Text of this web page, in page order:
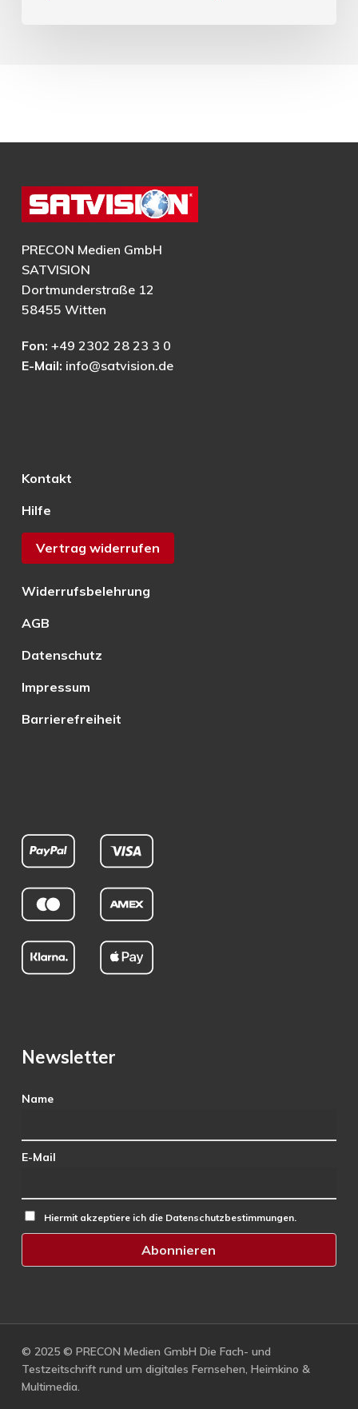
PRECON Medien GmbH
SATVISION
Dortmunderstraße 12
58455 Witten
Fon: +49 2302 28 23 3 0
E-Mail: info@satvision.de
Kontakt
Hilfe
Vertrag widerrufen
Widerrufsbelehrung
AGB
Datenschutz
Impressum
Barrierefreiheit
Newsletter
Name
E-Mail
Hiermit akzeptiere ich die Datenschutzbestimmungen.
© 2025 © PRECON Medien GmbH Die Fach- und
Testzeitschrift rund um digitales Fernsehen, Heimkino &
Multimedia.